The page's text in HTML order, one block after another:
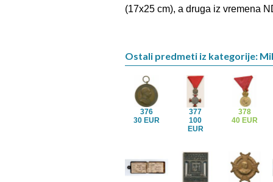
(17x25 cm), a druga iz vremena
Ostali predmeti iz kategorije:
376
30 EUR
377
100
EUR
378
40 EUR